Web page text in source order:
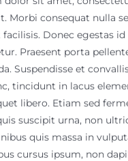
Morbi consequat nulla
Donec egestas id
Praesent porta
Suspendisse et
tincidunt in lacus
libero. Etiam sed
suscipit urna, non
quis massa in
cursus ipsum, non